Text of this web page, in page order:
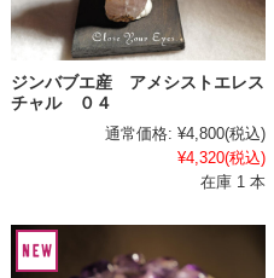
ジンバブエ産 アメシストエレス
チャル ０４
通常価格: ¥4,800(税込)
¥4,320(税込)
在庫 1 本